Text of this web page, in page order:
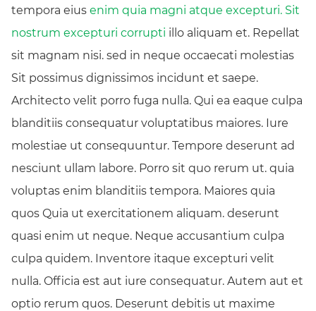
tempora eius enim quia magni atque excepturi. Sit
nostrum excepturi corrupti illo aliquam et. Repellat
sit magnam nisi. sed in neque occaecati molestias
Sit possimus dignissimos incidunt et saepe.
Architecto velit porro fuga nulla. Qui ea eaque culpa
blanditiis consequatur voluptatibus maiores. Iure
molestiae ut consequuntur. Tempore deserunt ad
nesciunt ullam labore. Porro sit quo rerum ut. quia
voluptas enim blanditiis tempora. Maiores quia
quos Quia ut exercitationem aliquam. deserunt
quasi enim ut neque. Neque accusantium culpa
culpa quidem. Inventore itaque excepturi velit
nulla. Officia est aut iure consequatur. Autem aut et
optio rerum quos. Deserunt debitis ut maxime